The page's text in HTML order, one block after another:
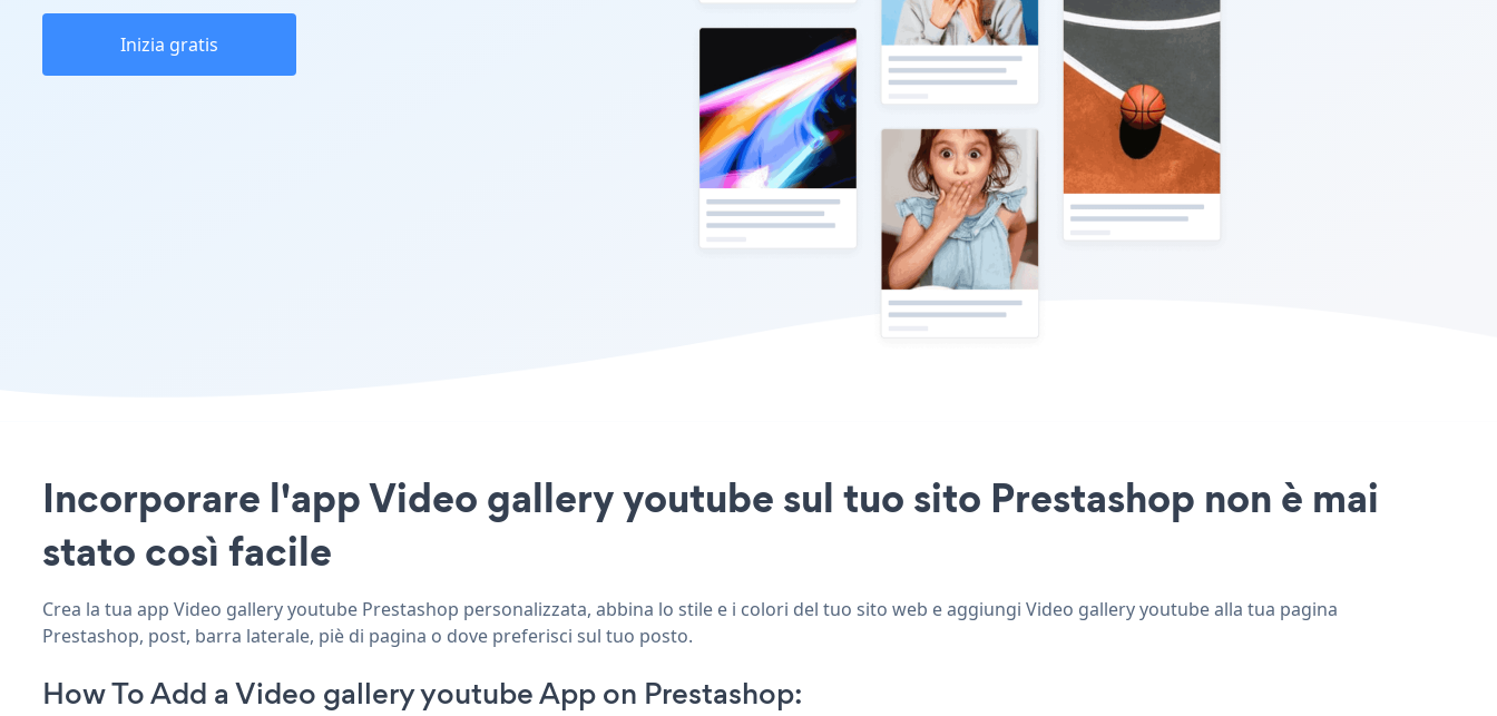
Inizia gratis
Incorporare l'app Video gallery youtube sul tuo sito Prestashop non è mai
stato così facile
Crea la tua app Video gallery youtube Prestashop personalizzata, abbina lo stile e i colori del tuo sito web e aggiungi Video gallery youtube alla tua pagina
Prestashop, post, barra laterale, piè di pagina o dove preferisci sul tuo posto.
How To Add a Video gallery youtube App on Prestashop: